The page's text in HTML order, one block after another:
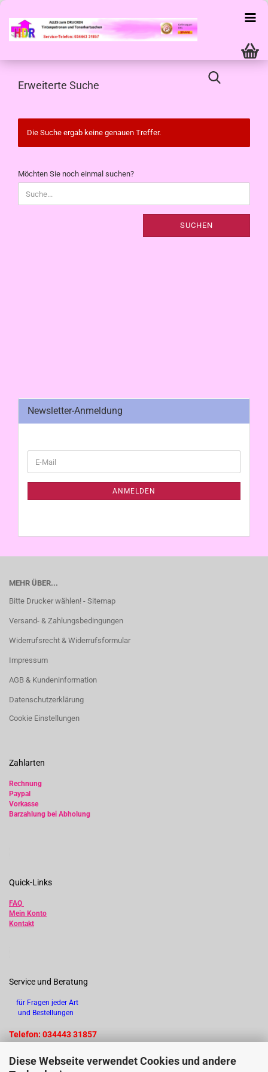
Diese Webseite verwendet Cookies und andere
Erweiterte Suche
Die Suche ergab keine genauen Treffer.
MÖCHTEN
SIE
NOCH
EINMAL
Möchten Sie noch einmal suchen?
SUCHEN
Newsletter-Anmeldung
ZUR
E-
Mail
ANMELDEN
MEHR ÜBER...
Bitte Drucker wählen! - Sitemap
Versand- & Zahlungsbedingungen
Widerrufsrecht & Widerrufsformular
Impressum
AGB & Kundeninformation
Datenschutzerklärung
Cookie Einstellungen
Zahlarten
Rechnung
Paypal
Vorkasse
Barzahlung bei Abholung
Quick-Links
FAQ
Mein Konto
Kontakt
Service und Beratung
für Fragen jeder Art
und Bestellungen
Telefon: 034443 31857